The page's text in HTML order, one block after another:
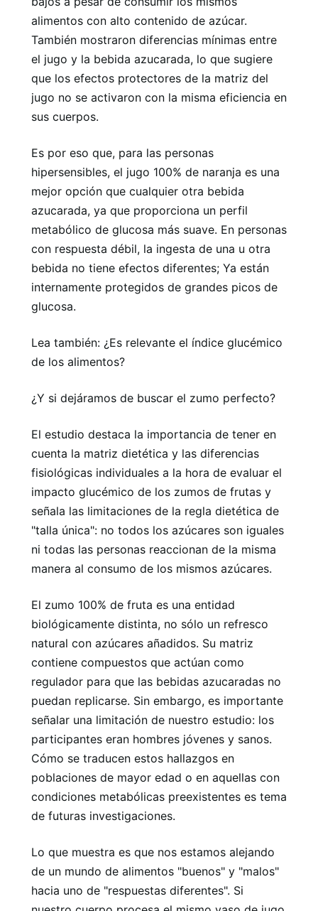
alimentos con alto contenido de azúcar.
También mostraron diferencias mínimas entre
el jugo y la bebida azucarada, lo que sugiere
que los efectos protectores de la matriz del
jugo no se activaron con la misma eficiencia en
sus cuerpos.
Es por eso que, para las personas
hipersensibles, el jugo 100% de naranja es una
mejor opción que cualquier otra bebida
azucarada, ya que proporciona un perfil
metabólico de glucosa más suave. En personas
con respuesta débil, la ingesta de una u otra
bebida no tiene efectos diferentes; Ya están
internamente protegidos de grandes picos de
glucosa.
Lea también: ¿Es relevante el índice glucémico
de los alimentos?
¿Y si dejáramos de buscar el zumo perfecto?
El estudio destaca la importancia de tener en
cuenta la matriz dietética y las diferencias
fisiológicas individuales a la hora de evaluar el
impacto glucémico de los zumos de frutas y
señala las limitaciones de la regla dietética de
"talla única": no todos los azúcares son iguales
ni todas las personas reaccionan de la misma
manera al consumo de los mismos azúcares.
El zumo 100% de fruta es una entidad
biológicamente distinta, no sólo un refresco
natural con azúcares añadidos. Su matriz
contiene compuestos que actúan como
regulador para que las bebidas azucaradas no
puedan replicarse. Sin embargo, es importante
señalar una limitación de nuestro estudio: los
participantes eran hombres jóvenes y sanos.
Cómo se traducen estos hallazgos en
poblaciones de mayor edad o en aquellas con
condiciones metabólicas preexistentes es tema
de futuras investigaciones.
Lo que muestra es que nos estamos alejando
de un mundo de alimentos "buenos" y "malos"
hacia uno de "respuestas diferentes". Si